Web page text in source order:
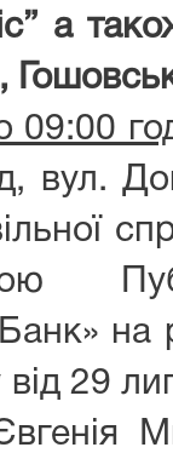
а
09:00
вул.
на
29